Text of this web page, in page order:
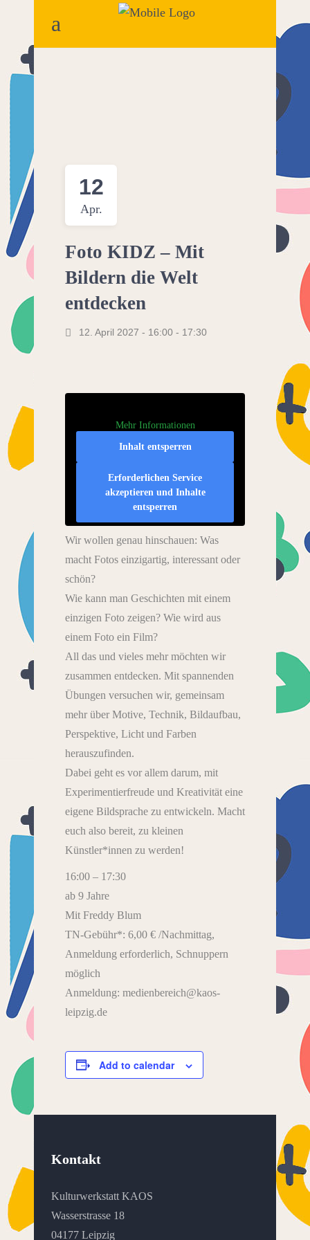
12
Apr.
Foto KIDZ – Mit
Bildern die Welt
entdecken
12. April 2027 - 16:00 - 17:30
Mehr Informationen
Inhalt entsperren
Erforderlichen Service
akzeptieren und Inhalte
entsperren
Wir wollen genau hinschauen: Was
macht Fotos einzigartig, interessant oder
schön?
Wie kann man Geschichten mit einem
einzigen Foto zeigen? Wie wird aus
einem Foto ein Film?
All das und vieles mehr möchten wir
zusammen entdecken. Mit spannenden
Übungen versuchen wir, gemeinsam
mehr über Motive, Technik, Bildaufbau,
Perspektive, Licht und Farben
herauszufinden.
Dabei geht es vor allem darum, mit
Experimentierfreude und Kreativität eine
eigene Bildsprache zu entwickeln. Macht
euch also bereit, zu kleinen
Künstler*innen zu werden!
16:00 – 17:30
ab 9 Jahre
Mit Freddy Blum
TN-Gebühr*: 6,00 € /Nachmittag,
Anmeldung erforderlich, Schnuppern
möglich
Anmeldung: medienbereich@kaos-
leipzig.de
Add to calendar
Kontakt
Kulturwerkstatt KAOS
Wasserstrasse 18
04177 Leipzig